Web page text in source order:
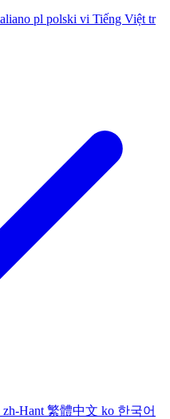
pl polski vi Tiếng Việt tr
zh-Hant 繁體中文 ko 한국어